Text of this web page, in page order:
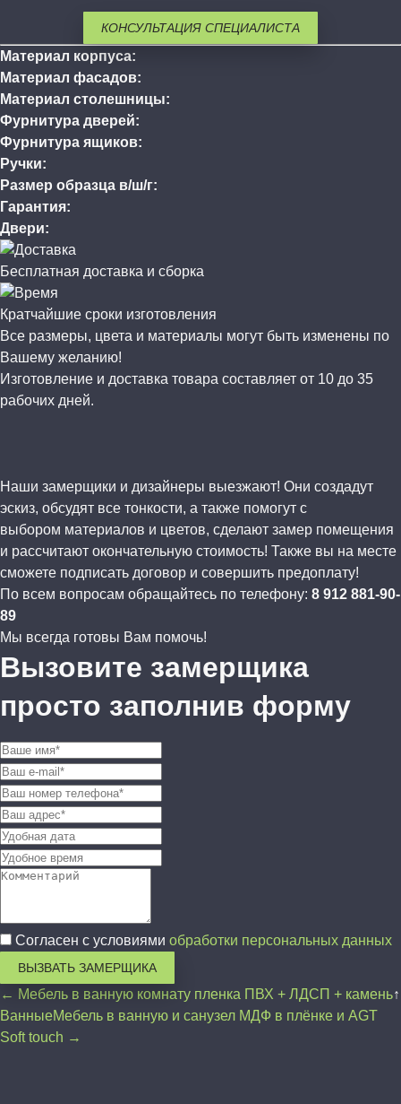
КОНСУЛЬТАЦИЯ СПЕЦИАЛИСТА
Материал корпуса:
Материал фасадов:
Материал столешницы:
Фурнитура дверей:
Фурнитура ящиков:
Ручки:
Размер образца в/ш/г:
Гарантия:
Двери:
Бесплатная доставка и сборка
Кратчайшие сроки изготовления
Все размеры, цвета и материалы могут быть изменены по
Вашему желанию!
Изготовление и доставка товара составляет от 10 до 35
рабочих дней.
Наши замерщики и дизайнеры выезжают! Они создадут
эскиз, обсудят все тонкости, а также помогут с
выбором материалов и цветов, сделают замер помещения
и рассчитают окончательную стоимость! Также вы на месте
сможете подписать договор и совершить предоплату!
По всем вопросам обращайтесь по телефону: 8 912 881-90-
89
Мы всегда готовы Вам помочь!
Вызовите замерщика
просто заполнив форму
Согласен с условиями обработки персональных данных
ВЫЗВАТЬ ЗАМЕРЩИКА
← Мебель в ванную комнату пленка ПВХ + ЛДСП + камень↑
ВанныеМебель в ванную и санузел МДФ в плёнке и AGT
Soft touch →